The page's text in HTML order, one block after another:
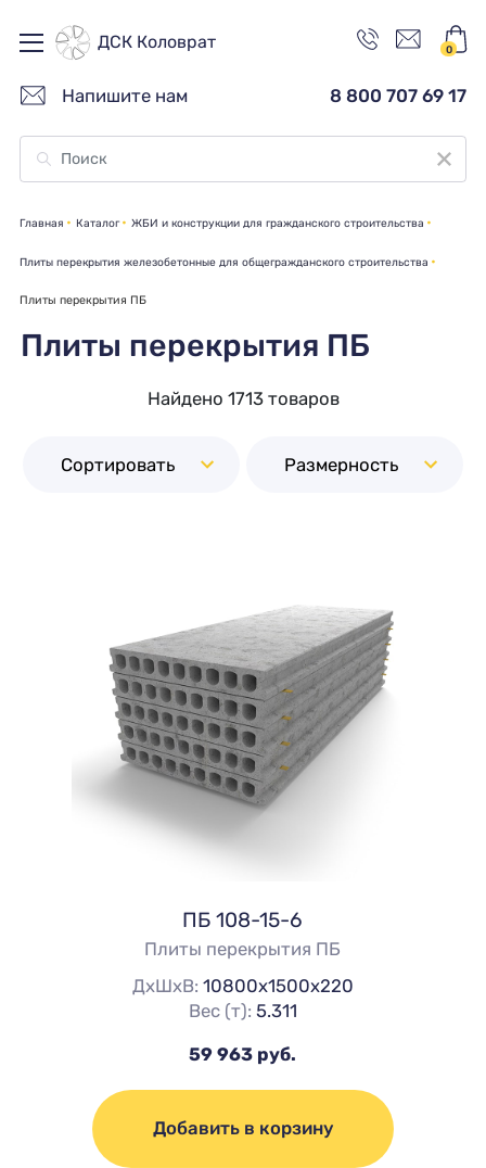
ДСК Коловрат 0
Напишите нам 8 800 707 69 17
Главная Каталог ЖБИ и конструкции для гражданского строительства
Плиты перекрытия железобетонные для общегражданского строительства
Плиты перекрытия ПБ
Плиты перекрытия ПБ
Найдено 1713 товаров
Сортировать Размерность
ПБ 108-15-6
Плиты перекрытия ПБ
ДхШхВ: 10800х1500х220
Вес (т): 5.311
59 963 руб.
Добавить в корзину